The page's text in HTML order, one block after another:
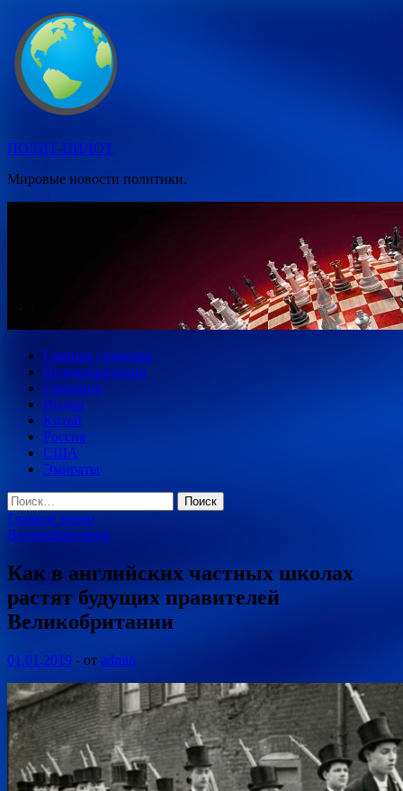
Перейти
содержимому
ПОЛИТ-ПИЛОТ
Мировые новости политики.
Главная страница
Великобритания
Германия
Индия
Китай
Россия
США
Эмираты
Найти:
Главное меню
Великобритания
Как в английских частных школах
растят будущих правителей
Великобритании
01.01.2019 - от admin